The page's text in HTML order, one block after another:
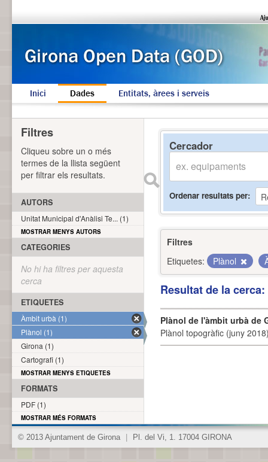
Inici Dades Entitats, àrees i serveis
Cercador
Ordenar resultats per
Filtres
Etiquetes:
Plànol
Resultat de la
Plànol de l'àmbit urbà de
Plànol topogràfic (juny
Filtres
Cliqueu sobre un o més
termes de la llista següent
per filtrar els resultats.
AUTORS
Unitat Municipal d'Anàlisi Te... (1)
MOSTRAR MENYS AUTORS
CATEGORIES
No hi ha filtres per aquesta
cerca
ETIQUETES
Àmbit urbà (1)
Plànol (1)
Girona (1)
Cartografi (1)
MOSTRAR MENYS ETIQUETES
FORMATS
PDF (1)
MOSTRAR MÉS FORMATS
© 2013 Ajuntament de Girona Pl. del Vi, 1. 17004 GIRONA